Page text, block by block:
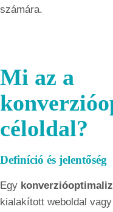
számára.
Mi az a
céloldal?
Definíció és jelentőség
Egy
kialakított weboldal